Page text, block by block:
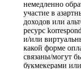
немедленно
участие в
доходов или
ресурс
и/или
какой форме
связаны/могут
букмекерами